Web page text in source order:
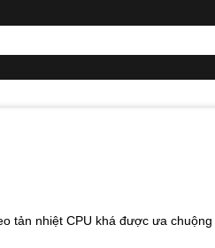
tản nhiệt CPU khá được ưa chuộng